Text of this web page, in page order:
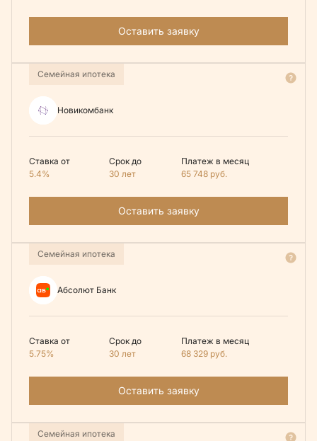
Оставить заявку
Семейная ипотека
Новикомбанк
Ставка от
5.4%
Срок до
30 лет
Платеж в месяц
65 748 руб.
Оставить заявку
Семейная ипотека
Абсолют Банк
Ставка от
5.75%
Срок до
30 лет
Платеж в месяц
68 329 руб.
Оставить заявку
Семейная ипотека